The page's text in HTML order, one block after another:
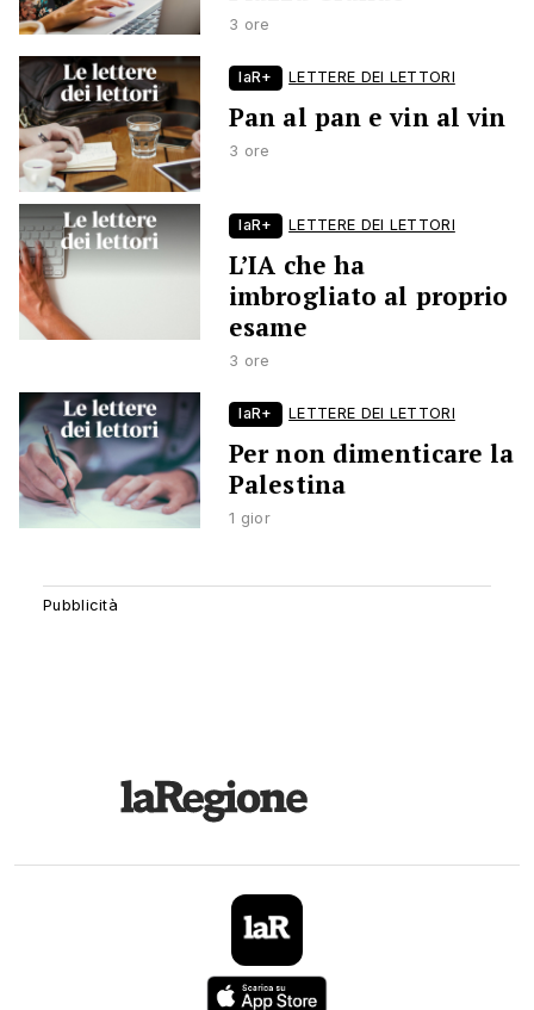
3 ore
laR+ LETTERE DEI LETTORI
Pan al pan e vin al vin
3 ore
laR+ LETTERE DEI LETTORI
L’IA che ha
imbrogliato al proprio
esame
3 ore
laR+ LETTERE DEI LETTORI
Per non dimenticare la
Palestina
1 gior